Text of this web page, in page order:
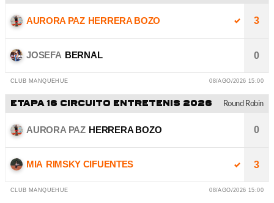
AURORA PAZ HERRERA BOZO 3
JOSEFA BERNAL 0
CLUB MANQUEHUE 08/AGO/2026 15:00
ETAPA 16 CIRCUITO ENTRETENIS 2026 Round Robin
AURORA PAZ HERRERA BOZO 0
MIA RIMSKY CIFUENTES 3
CLUB MANQUEHUE 08/AGO/2026 15:00